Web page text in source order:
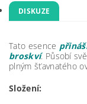
DISKUZE
Tato esence
broskví. Působí
plným šťavnatého
Složení: